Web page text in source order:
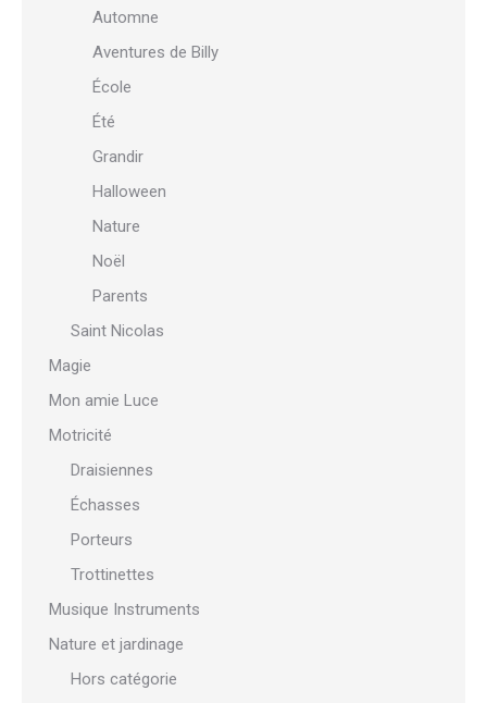
Automne
Aventures de Billy
École
Été
Grandir
Halloween
Nature
Noël
Parents
Saint Nicolas
Magie
Mon amie Luce
Motricité
Draisiennes
Échasses
Porteurs
Trottinettes
Musique Instruments
Nature et jardinage
Hors catégorie